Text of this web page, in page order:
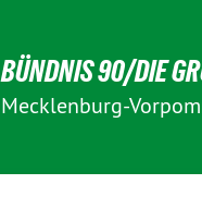
BÜNDNIS 90/DIE
Mecklenburg-